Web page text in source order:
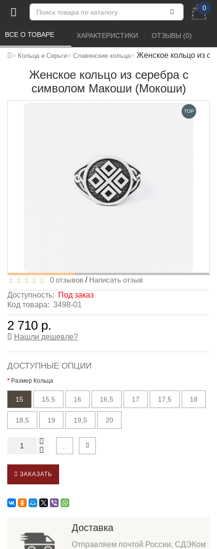
0
Кольца и Серьги Славянские кольца Женское кольцо из
Женское кольцо из серебра с
символом Макоши (Мокоши)
ВСЕ О ТОВАРЕ ХАРАКТЕРИСТИКИ ОТЗЫВЫ (0)
TOP
0 отзывов / Написать отзыв
Доступность:
Под заказ
Код товара: 3498-01
2 710 р.
Нашли дешевле?
ДОСТУПНЫЕ ОПЦИИ
Размер Кольца
15 15,5 16 16,5 17 17,5 18
18,5 19 19,5 20
ЗАКАЗАТЬ
Доставка
Отправляем почтой России, СДЭКом